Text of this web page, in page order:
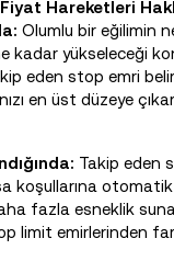
Hareketleri
Olumlu bir eğilimin
kadar yükseleceği
eden stop emri
en üst düzeye
Takip eden
koşullarına
fazla esneklik
limit emirlerinden